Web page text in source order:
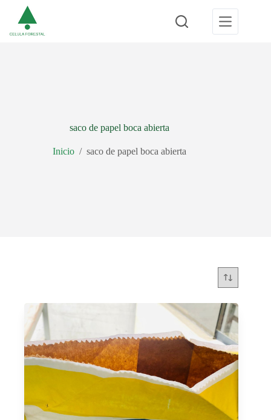
contenido
saco de papel boca abierta
Inicio / saco de papel boca abierta